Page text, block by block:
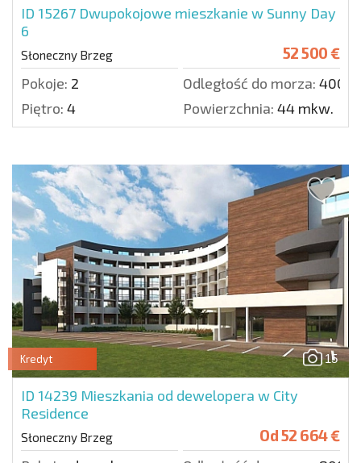
ID 15267 Dwupokojowe mieszkanie w Sunny Day
6
Słoneczny Brzeg 52 500 €
Pokoje: 2 Odległość do morza: 4000
Piętro: 4 Powierzchnia: 44 mkw.
15
Kredyt
ID 14239 Mieszkania od dewelopera w City
Residence
Słoneczny Brzeg Od52 664 €